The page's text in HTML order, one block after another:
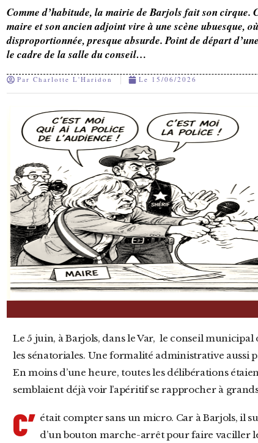
Comme d’habitude, la mairie de Barjols fait son cirque.
maire et son ancien adjoint vire à une scène ubuesque,
disproportionnée, presque absurde. Point de départ
le cadre de la salle du conseil…
Par Charlotte L'Haridon Le 15/06/2026
Le 5 juin, à Barjols, dans le Var, le conseil municipal devait désigner ses grands électeurs pour
les sénatoriales. Une formalité administrative aussi
En moins d’une heure, toutes les délibérations
semblaient déjà voir l’apéritif se rapprocher à
C’ était compter sans un micro. Car à Barjols, il
d’un bouton marche-arrêt pour faire vaciller